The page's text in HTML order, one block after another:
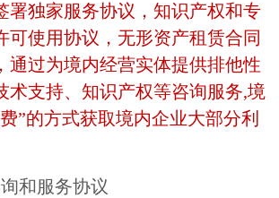
署独家服务协议，知识产权和专
可使用协议，无形资产租赁合同
通过为境内经营实体提供排他性
术支持、知识产权等咨询服务,境
”的方式获取境内企业大部分利
和服务协议